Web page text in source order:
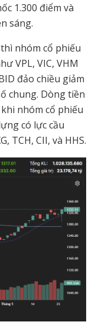
1.300 điểm và
sáng.
nhóm cổ phiếu
VPL, VIC, VHM
đảo chiều giảm
chung. Dòng tiền
nhóm cổ phiếu
có lực cầu
TCH, CII, và HHS.